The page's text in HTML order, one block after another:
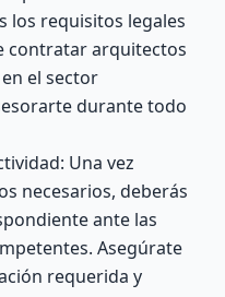
los requisitos legales
contratar arquitectos
el sector
durante todo
Una vez
necesarios, deberás
ante las
Asegúrate
requerida y